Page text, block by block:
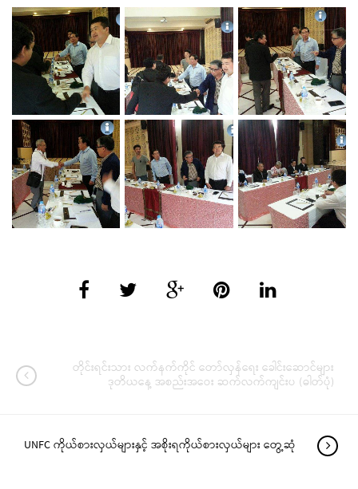
တိုင်းရင်းသား လက်နက်ကိုင် တော်လှန်ရေး ခေါင်းဆောင်များ
ဒုတိယနေ့ အစည်းအဝေး ဆက်လက်ကျင်းပ (ဓါတ်ပုံ)
UNFC ကိုယ်စားလှယ်များနှင့် အစိုးရကိုယ်စားလှယ်များ တွေ့ဆုံ